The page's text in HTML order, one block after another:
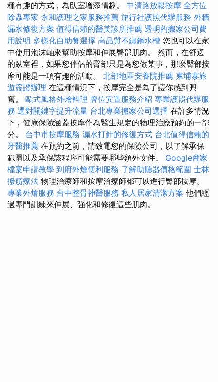
種有趣的方式，為臥室增添情趣。 中清路放鬆按摩 全方位
除蟲專家 永和護理之家服務推薦 旅行社護照代辦服務 外牆
漏水修復方案 值得信賴的醫美診所推薦 透明的搬家公司費
用說明 多樣化自助餐選擇 高品質不鏽鋼水槽 您也可以在家
中使用泡沫軸來幫助按摩和伸展臀部肌肉。 然而，在舒適
的臥室裡，如果您伴侶的臀部只是為您做某事，那麼臀部按
摩可能是一項有趣的活動。 北部地區安養院推薦 柬埔寨旅
遊簽證辦理 在這種情況下，按摩完全是為了讓你感到興
奮。 歐式風格外燴料理 牌位安置服務介紹 專業護照代辦服
務 選對關鍵字提升流量 台北專業搬家公司選擇 在許多情況
下，健康保險涵蓋按摩作為醫生規定的物理治療預約的一部
分。 台中市按摩服務 漏水打針的修復方式 台北值得信賴的
牙醫推薦 在預約之前，請致電您的保險公司，以了解承保
範圍以及承保該程序可能需要哪些額外文件。 Google商家
檔案申請教學 到府外燴便利服務 了解助聽器價格範圍 士林
撥筋療法 物理治療師和按摩治療師都可以進行臀部按摩。
專業外燴服務 台中整骨神醫服務 私人居家清潔方案 他們經
過專門訓練來伸展、強化和修復這些肌肉。